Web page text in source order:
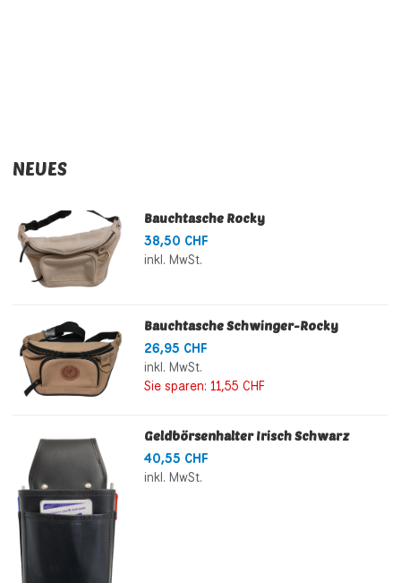
NEUES
Bauchtasche Rocky
38,50 CHF
inkl. MwSt.
Bauchtasche Schwinger-Rocky
26,95 CHF
inkl. MwSt.
Sie sparen: 11,55 CHF
Geldbörsenhalter Irisch Schwarz
40,55 CHF
inkl. MwSt.